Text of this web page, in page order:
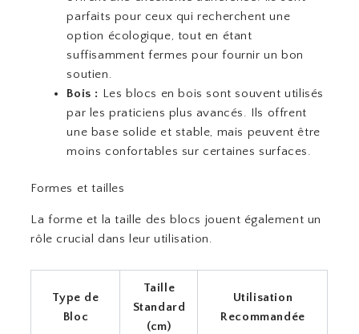
parfaits pour ceux qui recherchent une
option écologique, tout en étant
suffisamment fermes pour fournir un bon
soutien.
Bois : Les blocs en bois sont souvent utilisés
par les praticiens plus avancés. Ils offrent
une base solide et stable, mais peuvent être
moins confortables sur certaines surfaces.
Formes et tailles
La forme et la taille des blocs jouent également un
rôle crucial dans leur utilisation.
Type de
Bloc
Taille
Standard
(cm)
Utilisation
Recommandée